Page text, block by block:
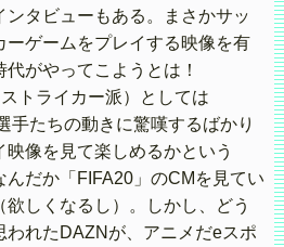
タビューもある。まさかサッ
ーゲームをプレイする映像を有
がやってこようとは！
トライカー派）としては
手たちの動きに驚嘆するばかり
像を見て楽しめるかという
んだか「FIFA20」のCMを見てい
しくなるし）。しかし、どう
われたDAZNが、アニメだeスポ